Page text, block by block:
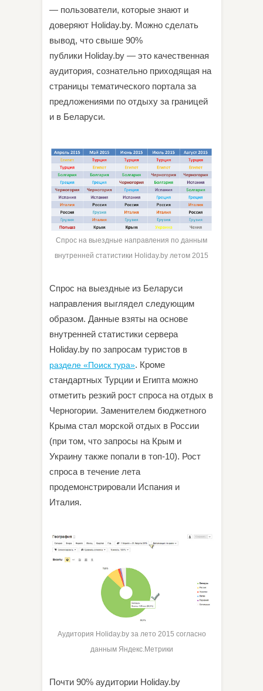
— пользователи, которые знают и
доверяют Holiday.by. Можно сделать
вывод, что свыше 90%
публики Holiday.by — это качественная
аудитория, сознательно приходящая на
страницы тематического портала за
предложениями по отдыху за границей
и в Беларуси.
Спрос на выездные направления по данным
внутренней статистики Holiday.by летом 2015
Спрос на выездные из Беларуси
направления выглядел следующим
образом. Данные взяты на основе
внутренней статистики сервера
Holiday.by по запросам туристов в
разделе «Поиск тура». Кроме
стандартных Турции и Египта можно
отметить резкий рост спроса на отдых в
Черногории. Заменителем бюджетного
Крыма стал морской отдых в России
(при том, что запросы на Крым и
Украину также попали в топ-10). Рост
спроса в течение лета
продемонстрировали Испания и
Италия.
Аудитория Holiday.by за лето 2015 согласно
данным Яндекс.Метрики
Почти 90% аудитории Holiday.by